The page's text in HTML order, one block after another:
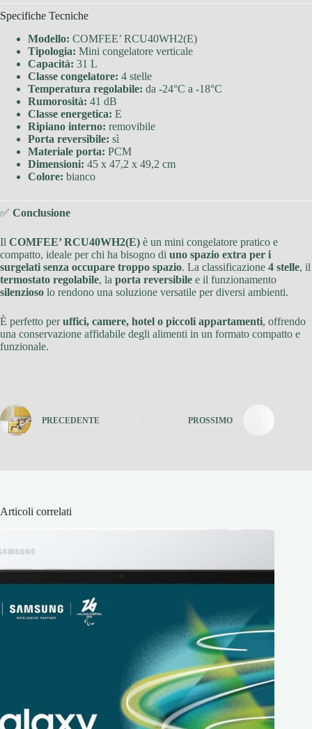
Specifiche Tecniche
Modello: COMFEE’ RCU40WH2(E)
Tipologia: Mini congelatore verticale
Capacità: 31 L
Classe congelatore: 4 stelle
Temperatura regolabile: da -24°C a -18°C
Rumorosità: 41 dB
Classe energetica: E
Ripiano interno: removibile
Porta reversibile: sì
Materiale porta: PCM
Dimensioni: 45 x 47,2 x 49,2 cm
Colore: bianco
✅ Conclusione
Il COMFEE’ RCU40WH2(E) è un mini congelatore pratico e
compatto, ideale per chi ha bisogno di uno spazio extra per i
surgelati senza occupare troppo spazio. La classificazione 4 stelle, il
termostato regolabile, la porta reversibile e il funzionamento
silenzioso lo rendono una soluzione versatile per diversi ambienti.
È perfetto peruffici, camere, hotel o piccoli appartamenti, offrendo
una conservazione affidabile degli alimenti in un formato compatto e
funzionale.
PRECEDENTE PROSSIMO
Articoli correlati